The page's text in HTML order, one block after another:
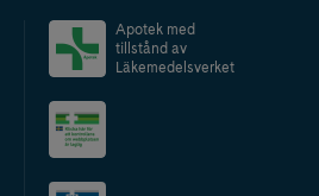
Apotek med
tillstånd av
Läkemedelsverket